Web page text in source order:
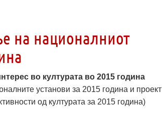
на националниот
во културата во 2015 година
установи за 2015 година и
од културата за 2015 година)